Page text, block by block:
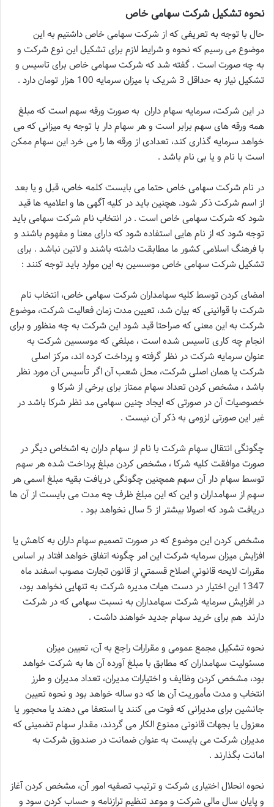
نحوه تشکیل شرکت سهامی خاص
حال با توجه به تعریفی که از شرکت سهامی خاص داشتیم به این
موضوع می رسیم که نحوه و شرایط لازم برای تشکیل این نوع شرکت و
به چه صورت است . گفته شد که شرکت سهامی خاص برای تاسیس و
تشکیل نیاز به حداقل 3 شریک با میزان سرمایه 100 هزار تومان دارد .
در این شرکت، سرمایه سهام داران به صورت ورقه سهم است که مبلغ
همه ورقه های سهم برابر است و هر سهام دار با توجه به میزانی که می
خواهد سرمایه گذاری کند، تعدادی از ورقه ها را می خرد این سهام ممکن
است با نام و یا بی نام باشد .
در نام شرکت سهامی خاص حتما می بایست کلمه خاص، قبل و یا بعد
از اسم شرکت ذکر شود. هچنین باید در کلیه آگهی ها و اعلامیه ها قید
شود که شرکت سهامی خاص است . در انتخاب نام شرکت سهامی باید
توجه شود که از نام هایی استفاده شود که دارای معنا و مفهوم باشند و
با فرهنگ اسلامی کشور ما مطابقت داشته باشند و لاتین نباشد . برای
تشکیل شرکت سهامی خاص موسسین به این موارد باید توجه کنند :
امضای کردن توسط کلیه سهامداران شرکت سهامی خاص، انتخاب نام
شرکت با قوانینی که بیان شد، تعیین مدت زمان فعالیت شرکت، موضوع
شرکت به این معنی که صراحتا قید شود این شرکت به چه منظور و برای
انجام چه کاری تاسیس شده است ، مبلغی که موسسین شرکت به
عنوان سرمایه شرکت در نظر گرفته و پرداخت کرده اند، مرکز اصلی
شرکت یا همان اصلی شرکت، محل شعب آن اگر تأسیس آن مورد نظر
باشد ، مشخص کردن تعداد سهام ممتاز برای برخی از شرکا و
خصوصیات آن در صورتی که ایجاد چنین سهامی مد نظر شرکا باشد در
غیر این صورتی لزومی به ذکر آن نیست .
چگونگی انتقال سهام شرکت با نام از سهام داران به اشخاص دیگر در
صورت موافقت کلیه شرکا ، مشخص کردن مبلغ پرداخت شده هر سهم
توسط سهام دار آن سهم همچنین چگونگی دریافت بقیه مبلغ اسمی هر
سهم از سهامداران و این که این مبلغ ظرف چه مدت می بایست از آن ها
دریافت شود که اصولا بیشتر از 5 سال نخواهد بود .
مشخص کردن این موضوع که در صورت تصمیم سهام داران به کاهش یا
افزایش میزان سرمایه شرکت این امر چگونه اتفاق خواهد افتاد بر اساس
مقررات لايحه قانوني اصلاح قسمتي از قانون تجارت مصوب اسفند ماه
1347 این اختیار در دست هیات مدیره شرکت به تنهایی نخواهد بود،
در افزایش سرمایه شرکت سهامداران به نسبت سهامی که در شرکت
دارند هم برای خرید سهام جدید خواهند داشت .
نحوه تشکیل مجمع عمومی و مقرارات راجع به آن، تعیین میزان
مسئولیت سهامداران که مطابق با مبلغ آورده آن ها به شرکت خواهد
بود، مشخص کردن وظایف و اختیارات مدیران، تعداد مدیران و طرز
انتخاب و مدت مأموریت آن ها که دو ساله خواهد بود و نحوه تعیین
جانشین برای مدیرانی که فوت می کنند یا استعفا می دهند یا محجور یا
معزول یا بجهات قانونی ممنوع الکار می گردند، مقدار سهام تضمینی که
مدیران شرکت می بایست به عنوان ضمانت در صندوق شرکت به
امانت بگذارند .
نحوه انحلال اختیاری شرکت و ترتیب تصفیه امور آن، مشخص کردن آغاز
و پایان سال مالی شرکت و موعد تنظیم ترازنامه و حساب کردن سود و